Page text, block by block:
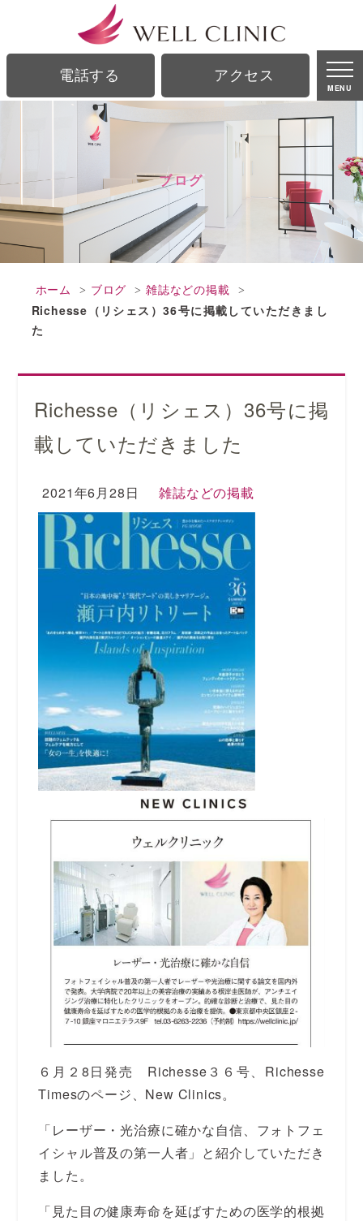
電話する アクセス
MENU
ブログ
ブログ｜銀座駅、銀座一丁目駅から徒歩2分の美容皮膚科｜ウェルクリニック
ホーム ブログ
雑誌などの掲載
Richesse（リシェス）36号に掲載していただきまし
た
Richesse（リシェス）36号に掲
載していただきました
2021年6月28日 雑誌などの掲載
６月２8日発売 Richesse３６号、Richesse
Timesのページ、New Clinics。
「レーザー・光治療に確かな自信、フォトフェ
イシャル普及の第一人者」と紹介していただき
ました。
「見た目の健康寿命を延ばすための医学的根拠